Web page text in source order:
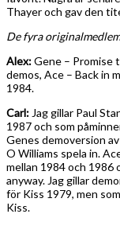
Thayer och gav den
De fyra
Alex:Gene – Promise
demos, Ace – Back in
1984.
Carl: Jag gillar Paul
1987 och som
Genes demoversion
O Williams spela in.
mellan 1984 och
anyway. Jag gillar
för Kiss 1979, men
Kiss.